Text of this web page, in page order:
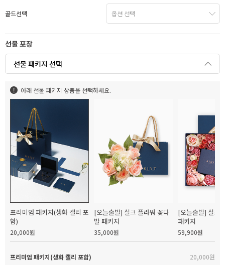
골드선택
선물 포장
선물 패키지 선택
아래 선물 패키지 상품을 선택하세요.
프리미엄 패키지(생화 캘리 포
함)
20,000원
[오늘출발] 실크 플라워 꽃다
발 패키지
35,000원
[오늘출발] 실크
패키지
59,900원
프리미엄 패키지(생화 캘리 포함) 20,000원